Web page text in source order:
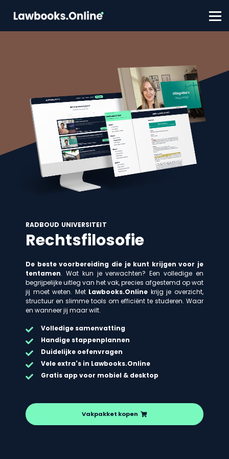
FAQ
Contact
RADBOUD UNIVERSITEIT
Rechtsfilosofie
De beste voorbereiding die je kunt krijgen voor je
tentamen. Wat kun je verwachten? Een volledige en
begrijpelijke uitleg van het vak, precies afgestemd op wat
jij moet weten. Met Lawbooks.Online krijg je overzicht,
structuur en slimme tools om efficiënt te studeren. Waar
en wanneer jij maar wilt.
Volledige samenvatting
Handige stappenplannen
Duidelijke oefenvragen
Vele extra's in Lawbooks.Online
Gratis app voor mobiel & desktop
Vakpakket kopen